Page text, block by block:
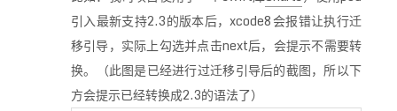
引入最新支持2.3的版本后，xcode8会报错让执行迁
移引导，实际上勾选并点击next后，会提示不需要转
换。（此图是已经进行过迁移引导后的截图，所以下
方会提示已经转换成2.3的语法了）